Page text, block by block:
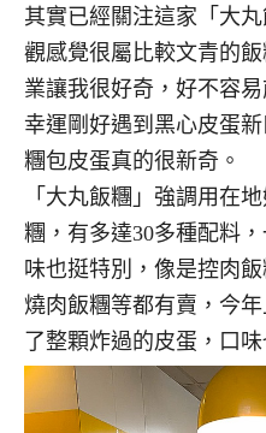
其實已經關注這家「大
觀感覺很屬比較文青的
業讓我很好奇，好不容
幸運剛好遇到黑心皮蛋
糰包皮蛋真的很新奇。
「大丸飯糰」強調用在
糰，有多達30多種配料
味也挺特別，像是控肉
燒肉飯糰等都有賣，今
了整顆炸過的皮蛋，口